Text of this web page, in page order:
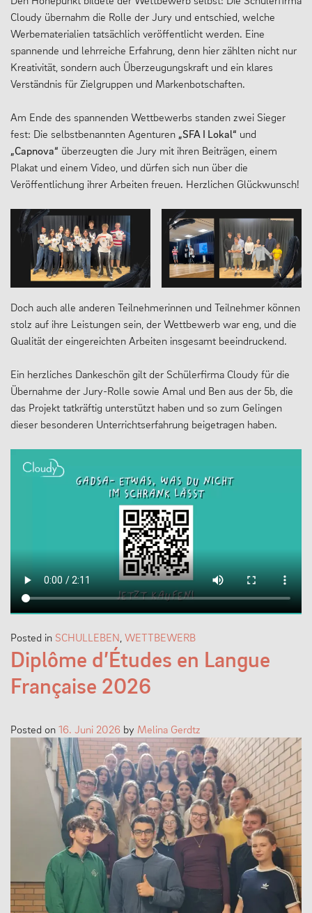
Cloudy übernahm die Rolle der Jury und entschied, welche
Werbematerialien tatsächlich veröffentlicht werden. Eine
spannende und lehrreiche Erfahrung, denn hier zählten nicht nur
Kreativität, sondern auch Überzeugungskraft und ein klares
Verständnis für Zielgruppen und Markenbotschaften.
Am Ende des spannenden Wettbewerbs standen zwei Sieger
fest: Die selbstbenannten Agenturen „SFA I Lokal“ und
„Capnova“ überzeugten die Jury mit ihren Beiträgen, einem
Plakat und einem Video, und dürfen sich nun über die
Veröffentlichung ihrer Arbeiten freuen. Herzlichen Glückwunsch!
Doch auch alle anderen Teilnehmerinnen und Teilnehmer können
stolz auf ihre Leistungen sein, der Wettbewerb war eng, und die
Qualität der eingereichten Arbeiten insgesamt beeindruckend.
Ein herzliches Dankeschön gilt der Schülerfirma Cloudy für die
Übernahme der Jury-Rolle sowie Amal und Ben aus der 5b, die
das Projekt tatkräftig unterstützt haben und so zum Gelingen
dieser besonderen Unterrichtserfahrung beigetragen haben.
Posted in SCHULLEBEN, WETTBEWERB
Diplôme d’Études en Langue
Française 2026
Posted on 16. Juni 2026 by Melina Gerdtz